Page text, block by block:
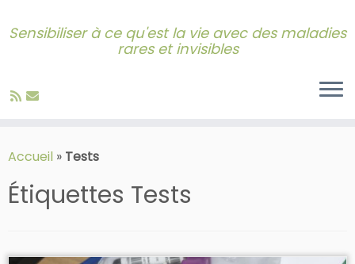
to
Sensibiliser à ce qu'est la vie avec des maladies
rares et invisibles
Accueil » Tests
Étiquettes Tests